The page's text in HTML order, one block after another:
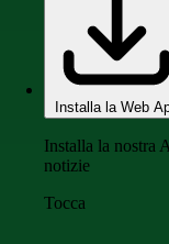
Installa la Web
Installa la nostra
notizie
Tocca